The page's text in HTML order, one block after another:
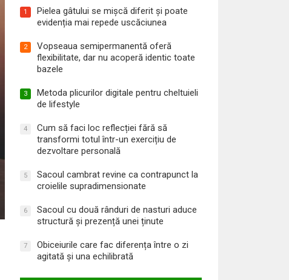
1
Pielea gâtului se mișcă diferit și poate
evidenția mai repede uscăciunea
2
Vopseaua semipermanentă oferă
flexibilitate, dar nu acoperă identic toate
bazele
3
Metoda plicurilor digitale pentru cheltuieli
de lifestyle
4
Cum să faci loc reflecției fără să
transformi totul într-un exercițiu de
dezvoltare personală
5
Sacoul cambrat revine ca contrapunct la
croielile supradimensionate
6
Sacoul cu două rânduri de nasturi aduce
structură și prezență unei ținute
7
Obiceiurile care fac diferența între o zi
agitată și una echilibrată